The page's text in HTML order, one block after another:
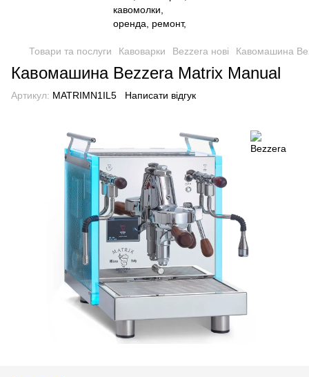
Товари та послуги Кавоварки Bezzera нові Кавомашина
Кавомашина Bezzera Matrix Manual
Артикул: MATRIMN1IL5 Написати відгук